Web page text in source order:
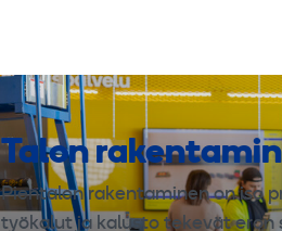
Talon
Pientalon rakentaminen on iso
työkalut ja kalusto tekevät eron